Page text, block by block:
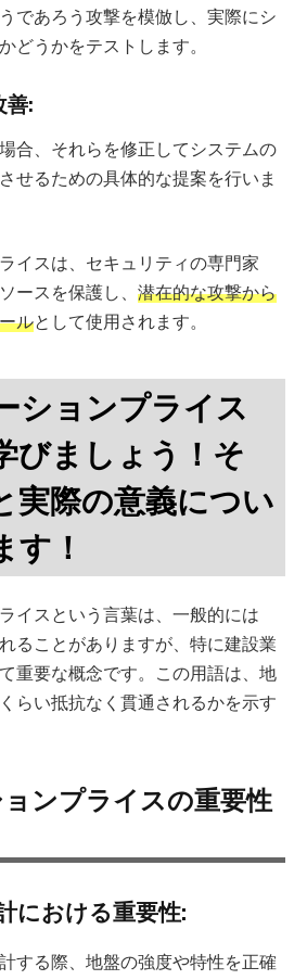
であろう攻撃を模倣し、実際にシ
どうかをテストします。
善:
合、それらを修正してシステムの
せるための具体的な提案を行いま
イスは、セキュリティの専門家
ースを保護し、 潜在的な攻撃から
ルとして使用されます。
ションプライス
びましょう！そ
実際の意義につい
す！
イスという言葉は、一般的には
ることがありますが、特に建設業
重要な概念です。この用語は、地
らい抵抗なく貫通されるかを示す
ンプライスの重要性
における重要性:
する際、地盤の強度や特性を正確